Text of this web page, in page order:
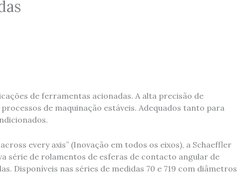
de ferramentas acionadas. A alta precisão de
de maquinação estáveis. Adequados tanto para
every axis” (Inovação em todos os eixos), a Schaeffler
série de rolamentos de esferas de contacto angular de
Disponíveis nas séries de medidas 70 e 719 com diâmetros